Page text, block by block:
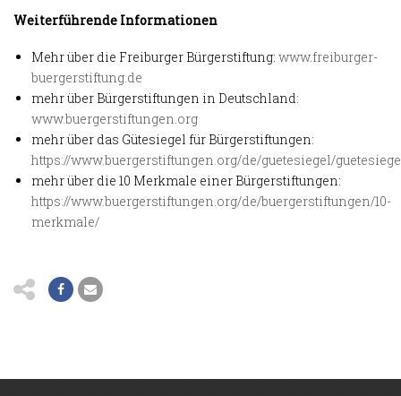
Weiterführende Informationen
Mehr über die Freiburger Bürgerstiftung: www.freiburger-
buergerstiftung.de
mehr über Bürgerstiftungen in Deutschland:
www.buergerstiftungen.org
mehr über das Gütesiegel für Bürgerstiftungen:
https://www.buergerstiftungen.org/de/guetesiegel/
mehr über die 10 Merkmale einer Bürgerstiftungen:
https://www.buergerstiftungen.org/de/buergerstiftungen/10-
merkmale/